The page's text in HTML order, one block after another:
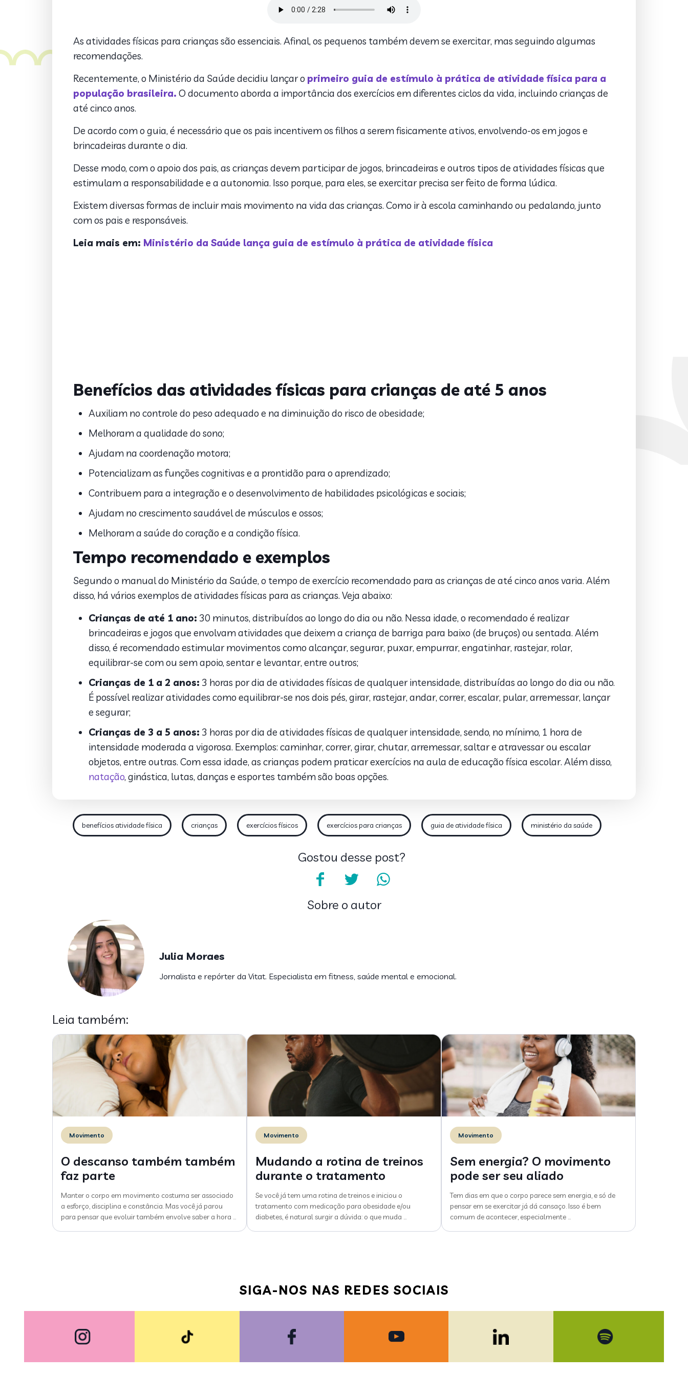
As atividades físicas para crianças são essenciais. Afinal, os pequenos também devem se exercitar, mas seguindo algumas
recomendações.
Recentemente, o Ministério da Saúde decidiu lançar o primeiro guia de estímulo à prática de atividade física para a
população brasileira. O documento aborda a importância dos exercícios em diferentes ciclos da vida, incluindo crianças de
até cinco anos.
De acordo com o guia, é necessário que os pais incentivem os filhos a serem fisicamente ativos, envolvendo-os em jogos e
brincadeiras durante o dia.
Desse modo, com o apoio dos pais, as crianças devem participar de jogos, brincadeiras e outros tipos de atividades físicas que
estimulam a responsabilidade e a autonomia. Isso porque, para eles, se exercitar precisa ser feito de forma lúdica.
Existem diversas formas de incluir mais movimento na vida das crianças. Como ir à escola caminhando ou pedalando, junto
com os pais e responsáveis.
Leia mais em: Ministério da Saúde lança guia de estímulo à prática de atividade física
Benefícios das atividades físicas para crianças de até 5 anos
Auxiliam no controle do peso adequado e na diminuição do risco de obesidade;
Melhoram a qualidade do sono;
Ajudam na coordenação motora;
Potencializam as funções cognitivas e a prontidão para o aprendizado;
Contribuem para a integração e o desenvolvimento de habilidades psicológicas e sociais;
Ajudam no crescimento saudável de músculos e ossos;
Melhoram a saúde do coração e a condição física.
Tempo recomendado e exemplos
Segundo o manual do Ministério da Saúde, o tempo de exercício recomendado para as crianças de até cinco anos varia. Além
disso, há vários exemplos de atividades físicas para as crianças. Veja abaixo:
Crianças de até 1 ano: 30 minutos, distribuídos ao longo do dia ou não. Nessa idade, o recomendado é realizar
brincadeiras e jogos que envolvam atividades que deixem a criança de barriga para baixo (de bruços) ou sentada. Além
disso, é recomendado estimular movimentos como alcançar, segurar, puxar, empurrar, engatinhar, rastejar, rolar,
equilibrar-se com ou sem apoio, sentar e levantar, entre outros;
Crianças de 1 a 2 anos: 3 horas por dia de atividades físicas de qualquer intensidade, distribuídas ao longo do dia ou não.
É possível realizar atividades como equilibrar-se nos dois pés, girar, rastejar, andar, correr, escalar, pular, arremessar, lançar
e segurar;
Crianças de 3 a 5 anos: 3 horas por dia de atividades físicas de qualquer intensidade, sendo, no mínimo, 1 hora de
intensidade moderada a vigorosa. Exemplos: caminhar, correr, girar, chutar, arremessar, saltar e atravessar ou escalar
objetos, entre outras. Com essa idade, as crianças podem praticar exercícios na aula de educação física escolar. Além disso,
natação, ginástica, lutas, danças e esportes também são boas opções.
benefícios atividade física crianças exercícios físicos exercícios para crianças guia de atividade física ministério da saúde
Gostou desse post?
Sobre o autor
Julia Moraes
Jornalista e repórter da Vitat. Especialista em fitness, saúde mental e emocional.
Leia também:
Movimento
O descanso também também
faz parte
Manter o corpo em movimento costuma ser associado
a esforço, disciplina e constância. Mas você já parou
para pensar que evoluir também envolve saber a hora …
Movimento
Mudando a rotina de treinos
durante o tratamento
Se você já tem uma rotina de treinos e iniciou o
tratamento com medicação para obesidade e/ou
diabetes, é natural surgir a dúvida: o que muda …
Movimento
Sem energia? O movimento
pode ser seu aliado
Tem dias em que o corpo parece sem energia, e só de
pensar em se exercitar já dá cansaço. Isso é bem
comum de acontecer, especialmente …
SIGA-NOS NAS REDES SOCIAIS